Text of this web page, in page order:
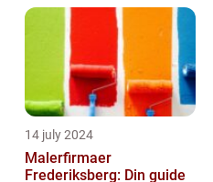
14 july 2024
Malerfirmaer
Frederiksberg: Din guide